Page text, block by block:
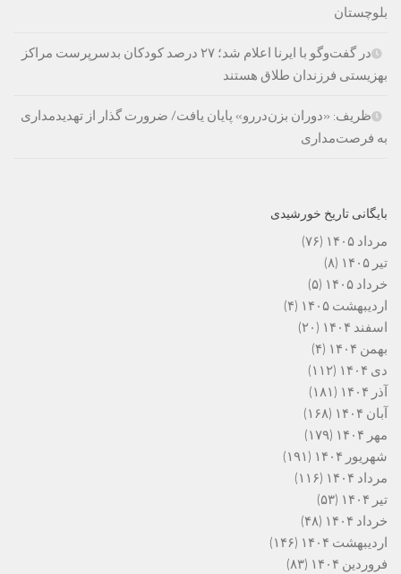
بلوچستان
در گفت‌وگو با ایرنا اعلام شد؛ ۲۷ درصد کودکان بدسرپرست مراکز
بهزیستی فرزندان طلاق هستند
ظریف: «دوران بزن‌دررو» پایان یافت/ ضرورت گذار از تهدیدمداری
به فرصت‌مداری
بایگانی تاریخ خورشیدی
مرداد ۱۴۰۵
(۷۶)
تیر ۱۴۰۵
(۸)
خرداد ۱۴۰۵
(۵)
اردیبهشت ۱۴۰۵
(۴)
اسفند ۱۴۰۴
(۲۰)
بهمن ۱۴۰۴
(۴)
دی ۱۴۰۴
(۱۱۲)
آذر ۱۴۰۴
(۱۸۱)
آبان ۱۴۰۴
(۱۶۸)
مهر ۱۴۰۴
(۱۷۹)
شهریور ۱۴۰۴
(۱۹۱)
مرداد ۱۴۰۴
(۱۱۶)
تیر ۱۴۰۴
(۵۳)
خرداد ۱۴۰۴
(۴۸)
اردیبهشت ۱۴۰۴
(۱۴۶)
فروردین ۱۴۰۴
(۸۳)